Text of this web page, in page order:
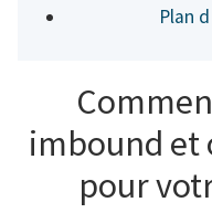
Plan
imbound
pour